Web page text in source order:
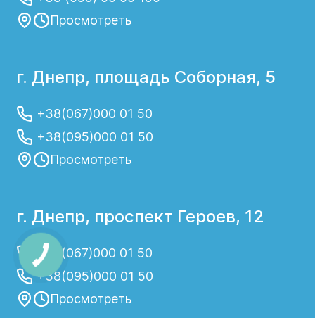
Просмотреть
г. Днепр, площадь Соборная, 5
+38(067)000 01 50
+38(095)000 01 50
Просмотреть
г. Днепр, проспект Героев, 12
+38(067)000 01 50
+38(095)000 01 50
Просмотреть